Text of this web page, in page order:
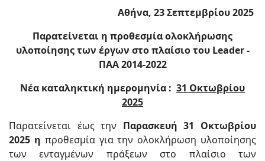
Αθήνα, 23 Σεπτεμβρίου 2025
Παρατείνεται η προθεσμία ολοκλήρωσης
υλοποίησης των έργων στο πλαίσιο του Leader -
ΠΑΑ 2014-2022
Νέα καταληκτική ημερομηνία : 31 Οκτωβρίου
2025
Παρατείνεται έως την Παρασκευή 31 Οκτωβρίου
2025 η προθεσμία για την ολοκλήρωση υλοποίησης
των ενταγμένων πράξεων στο πλαίσιο των